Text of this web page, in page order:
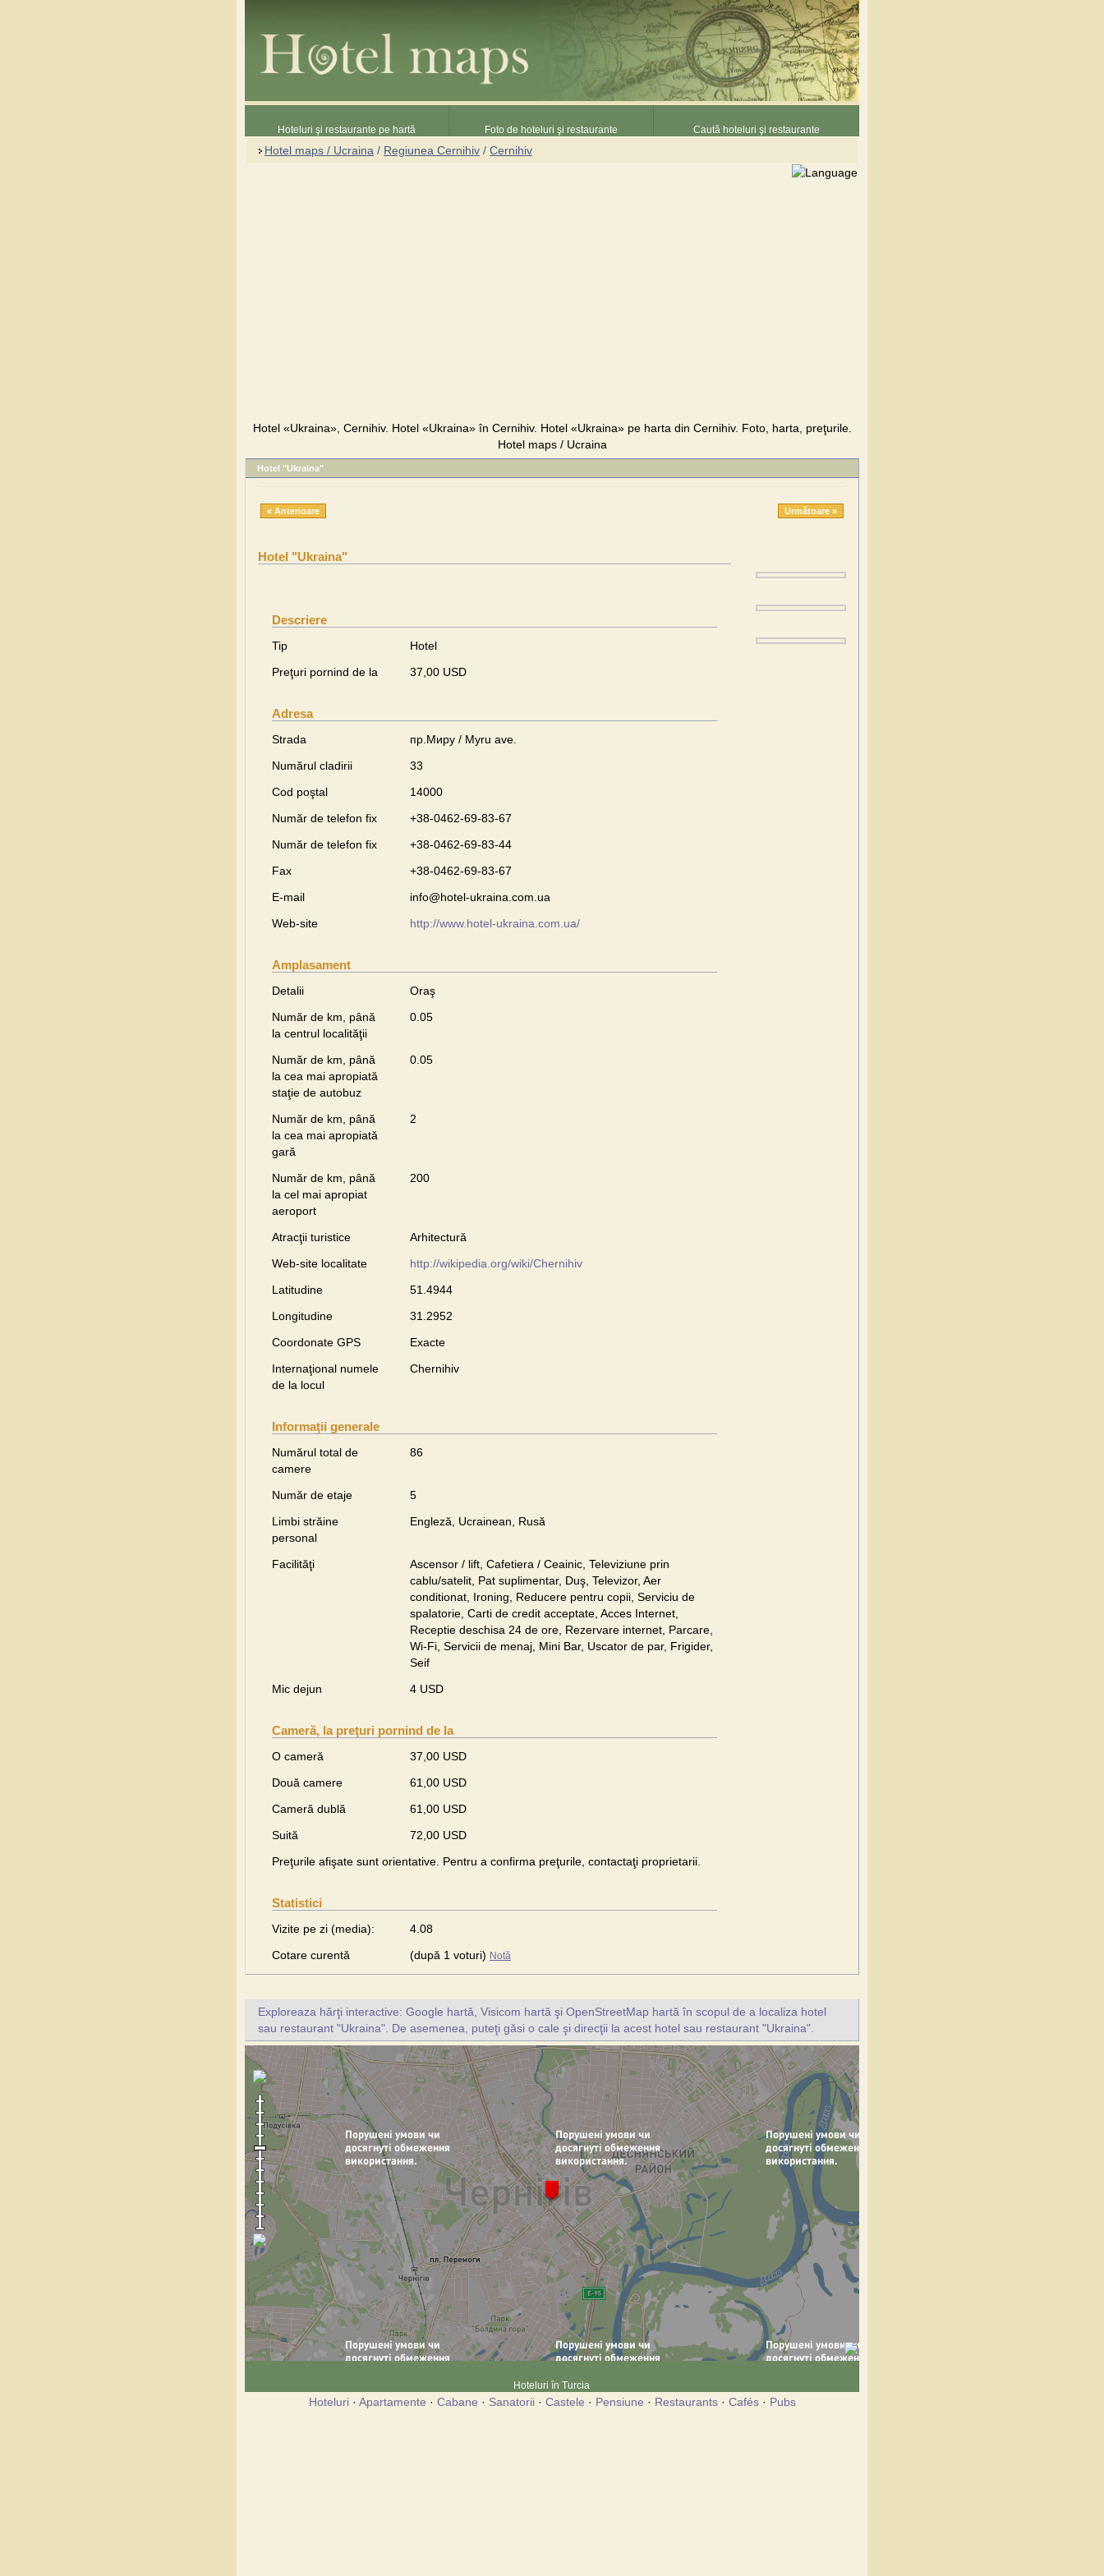
Hoteluri şi restaurante pe hartă Foto de hoteluri şi restaurante Caută hoteluri şi restaurante
Hotel maps / Ucraina / Regiunea Cernihiv / Cernihiv
Hotel «Ukraina», Cernihiv. Hotel «Ukraina» în Cernihiv. Hotel «Ukraina» pe harta din Cernihiv. Foto, harta, preţurile.
Hotel maps / Ucraina
Hotel "Ukraina"
« Anterioare Următoare »
Hotel "Ukraina"
Descriere
Tip
Hotel
Preţuri pornind de la
37,00 USD
Adresa
Strada
пр.Миру / Myru ave.
Numărul cladirii
33
Cod poştal
14000
Număr de telefon fix
+38-0462-69-83-67
Număr de telefon fix
+38-0462-69-83-44
Fax
+38-0462-69-83-67
E-mail
info@hotel-ukraina.com.ua
Web-site
http://www.hotel-ukraina.com.ua/
Amplasament
Detalii
Oraş
Număr de km, până
la centrul localităţii
0.05
Număr de km, până
la cea mai apropiată
staţie de autobuz
0.05
Număr de km, până
la cea mai apropiată
gară
2
Număr de km, până
la cel mai apropiat
aeroport
200
Atracţii turistice
Arhitectură
Web-site localitate
http://wikipedia.org/wiki/Chernihiv
Latitudine
51.4944
Longitudine
31.2952
Coordonate GPS
Exacte
Internaţional numele
de la locul
Chernihiv
Informaţii generale
Numărul total de
camere
86
Număr de etaje
5
Limbi străine
personal
Engleză, Ucrainean, Rusă
Facilităţi
Ascensor / lift, Cafetiera / Ceainic, Televiziune prin
cablu/satelit, Pat suplimentar, Duş, Televizor, Aer
conditionat, Ironing, Reducere pentru copii, Serviciu de
spalatorie, Carti de credit acceptate, Acces Internet,
Receptie deschisa 24 de ore, Rezervare internet, Parcare,
Wi-Fi, Servicii de menaj, Mini Bar, Uscator de par, Frigider,
Seif
Mic dejun
4 USD
Cameră, la preţuri pornind de la
O cameră
37,00 USD
Două camere
61,00 USD
Cameră dublă
61,00 USD
Suită
72,00 USD
Preţurile afişate sunt orientative. Pentru a confirma preţurile, contactaţi proprietarii.
Statistici
Vizite pe zi (media):
4.08
Cotare curentă
(după 1 voturi) Notă
Exploreaza hărţi interactive: Google hartă, Visicom hartă şi OpenStreetMap hartă în scopul de a localiza hotel
sau restaurant "Ukraina". De asemenea, puteţi găsi o cale şi direcţii la acest hotel sau restaurant "Ukraina".
Hoteluri în Turcia
Hoteluri· Apartamente · Cabane · Sanatorii· Castele · Pensiune · Restaurants· Cafés· Pubs